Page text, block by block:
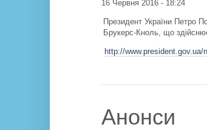
16 Червня 2016 - 18:24
Президент України Петро
Брукерс-Кноль, що здійснює
http://
Анонси